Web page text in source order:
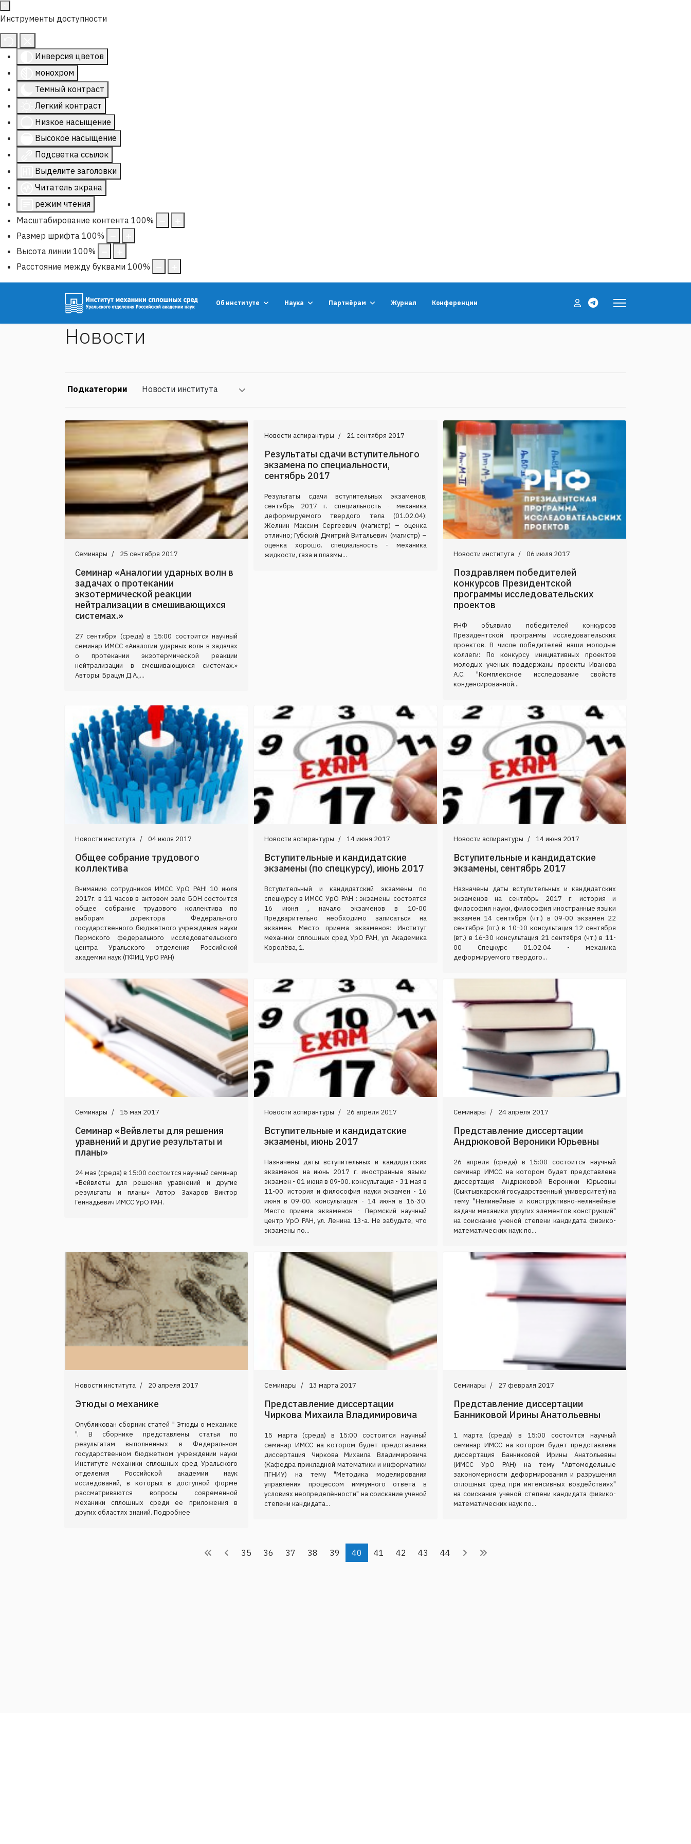
Инструменты доступности
Инверсия цветов
монохром
Темный контраст
Легкий контраст
Низкое насыщение
Высокое насыщение
Подсветка ссылок
Выделите заголовки
Читатель экрана
режим чтения
Масштабирование контента 100%
Размер шрифта 100%
Высота линии 100%
Расстояние между буквами 100%
Об институте Наука Партнёрам Журнал Конференции
Новости
Подкатегории Новости института
Семинары 25 сентября 2017
Семинар «Аналогии ударных волн в
задачах о протекании
экзотермической реакции
нейтрализации в смешивающихся
системах.»
27 сентября (среда) в 15:00 состоится научный
семинар ИМСС «Аналогии ударных волн в задачах
о протекании экзотермической реакции
нейтрализации в смешивающихся системах.»
Авторы: Брацун Д.А.,...
Новости аспирантуры 21 сентября 2017
Результаты сдачи вступительного
экзамена по специальности,
сентябрь 2017
Результаты сдачи вступительных экзаменов,
сентябрь 2017 г. специальность - механика
деформируемого твердого тела (01.02.04):
Желнин Максим Сергеевич (магистр) – оценка
отлично; Губский Дмитрий Витальевич (магистр) –
оценка хорошо. специальность - механика
жидкости, газа и плазмы...
Новости института 06 июля 2017
Поздравляем победителей
конкурсов Президентской
программы исследовательских
проектов
РНФ объявило победителей конкурсов
Президентской программы исследовательских
проектов. В числе победителей наши молодые
коллеги: По конкурсу инициативных проектов
молодых ученых поддержаны проекты Иванова
А.С. "Комплексное исследование свойств
конденсированной...
Новости института 04 июля 2017
Общее собрание трудового
коллектива
Вниманию сотрудников ИМСС УрО РАН! 10 июля
2017г. в 11 часов в актовом зале БОН состоится
общее собрание трудового коллектива по
выборам директора Федерального
государственного бюджетного учреждения науки
Пермского федерального исследовательского
центра Уральского отделения Российской
академии наук (ПФИЦ УрО РАН)
Новости аспирантуры 14 июня 2017
Вступительные и кандидатские
экзамены (по спецкурсу), июнь 2017
Вступительный и кандидатский экзамены по
спецкурсу в ИМСС УрО РАН : экзамены состоятся
16 июня , начало экзаменов в 10-00
Предварительно необходимо записаться на
экзамен. Место приема экзаменов: Институт
механики сплошных сред УрО РАН, ул. Академика
Королёва, 1.
Новости аспирантуры 14 июня 2017
Вступительные и кандидатские
экзамены, сентябрь 2017
Назначены даты вступительных и кандидатских
экзаменов на сентябрь 2017 г. история и
философия науки, философия иностранные языки
экзамен 14 сентября (чт.) в 09-00 экзамен 22
сентября (пт.) в 10-00 консультация 12 сентября
(вт.) в 16-30 консультация 21 сентября (чт.) в 11-
00 Спецкурс 01.02.04 - механика
деформируемого твердого...
Семинары 15 мая 2017
Семинар «Вейвлеты для решения
уравнений и другие результаты и
планы»
24 мая (среда) в 15:00 состоится научный семинар
«Вейвлеты для решения уравнений и другие
результаты и планы» Автор Захаров Виктор
Геннадьевич ИМСС УрО РАН.
Новости аспирантуры 26 апреля 2017
Вступительные и кандидатские
экзамены, июнь 2017
Назначены даты вступительных и кандидатских
экзаменов на июнь 2017 г. иностранные языки
экзамен - 01 июня в 09-00. консультация - 31 мая в
11-00. история и философия науки экзамен - 16
июня в 09-00. консультация - 14 июня в 16-30.
Место приема экзаменов - Пермский научный
центр УрО РАН, ул. Ленина 13-а. Не забудьте, что
экзамены по...
Семинары 24 апреля 2017
Представление диссертации
Андрюковой Вероники Юрьевны
26 апреля (среда) в 15:00 состоится научный
семинар ИМСС на котором будет представлена
диссертация Андрюковой Вероники Юрьевны
(Сыктывкарский государственный университет) на
тему "Нелинейные и конструктивно-нелинейные
задачи механики упругих элементов конструкций"
на соискание ученой степени кандидата физико-
математических наук по...
Новости института 20 апреля 2017
Этюды о механике
Опубликован сборник статей " Этюды о механике
". В сборнике представлены статьи по
результатам выполненных в Федеральном
государственном бюджетном учреждении науки
Институте механики сплошных сред Уральского
отделения Российской академии наук
исследований, в которых в доступной форме
рассматриваются вопросы современной
механики сплошных среди ее приложения в
других областях знаний. Подробнее
Семинары 13 марта 2017
Представление диссертации
Чиркова Михаила Владимировича
15 марта (среда) в 15:00 состоится научный
семинар ИМСС на котором будет представлена
диссертация Чиркова Михаила Владимировича
(Кафедра прикладной математики и информатики
ПГНИУ) на тему "Методика моделирования
управления процессом иммунного ответа в
условиях неопределённости" на соискание ученой
степени кандидата...
Семинары 27 февраля 2017
Представление диссертации
Банниковой Ирины Анатольевны
1 марта (среда) в 15:00 состоится научный
семинар ИМСС на котором будет представлена
диссертация Банниковой Ирины Анатольевны
(ИМСС УрО РАН) на тему "Автомодельные
закономерности деформирования и разрушения
сплошных сред при интенсивных воздействиях"
на соискание ученой степени кандидата физико-
математических наук по...
35 36 37 38 39 40 41 42 43 44